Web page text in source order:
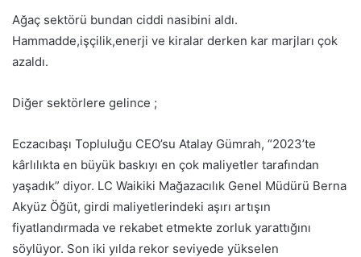
Ağaç sektörü bundan ciddi nasibini aldı.
Hammadde,işçilik,enerji ve kiralar derken kar marjları çok
azaldı.
Diğer sektörlere gelince ;
Eczacıbaşı Topluluğu CEO’su Atalay Gümrah, “2023’te
kârlılıkta en büyük baskıyı en çok maliyetler tarafından
yaşadık” diyor. LC Waikiki Mağazacılık Genel Müdürü Berna
Akyüz Öğüt, girdi maliyetlerindeki aşırı artışın
fiyatlandırmada ve rekabet etmekte zorluk yarattığını
söylüyor. Son iki yılda rekor seviyede yükselen